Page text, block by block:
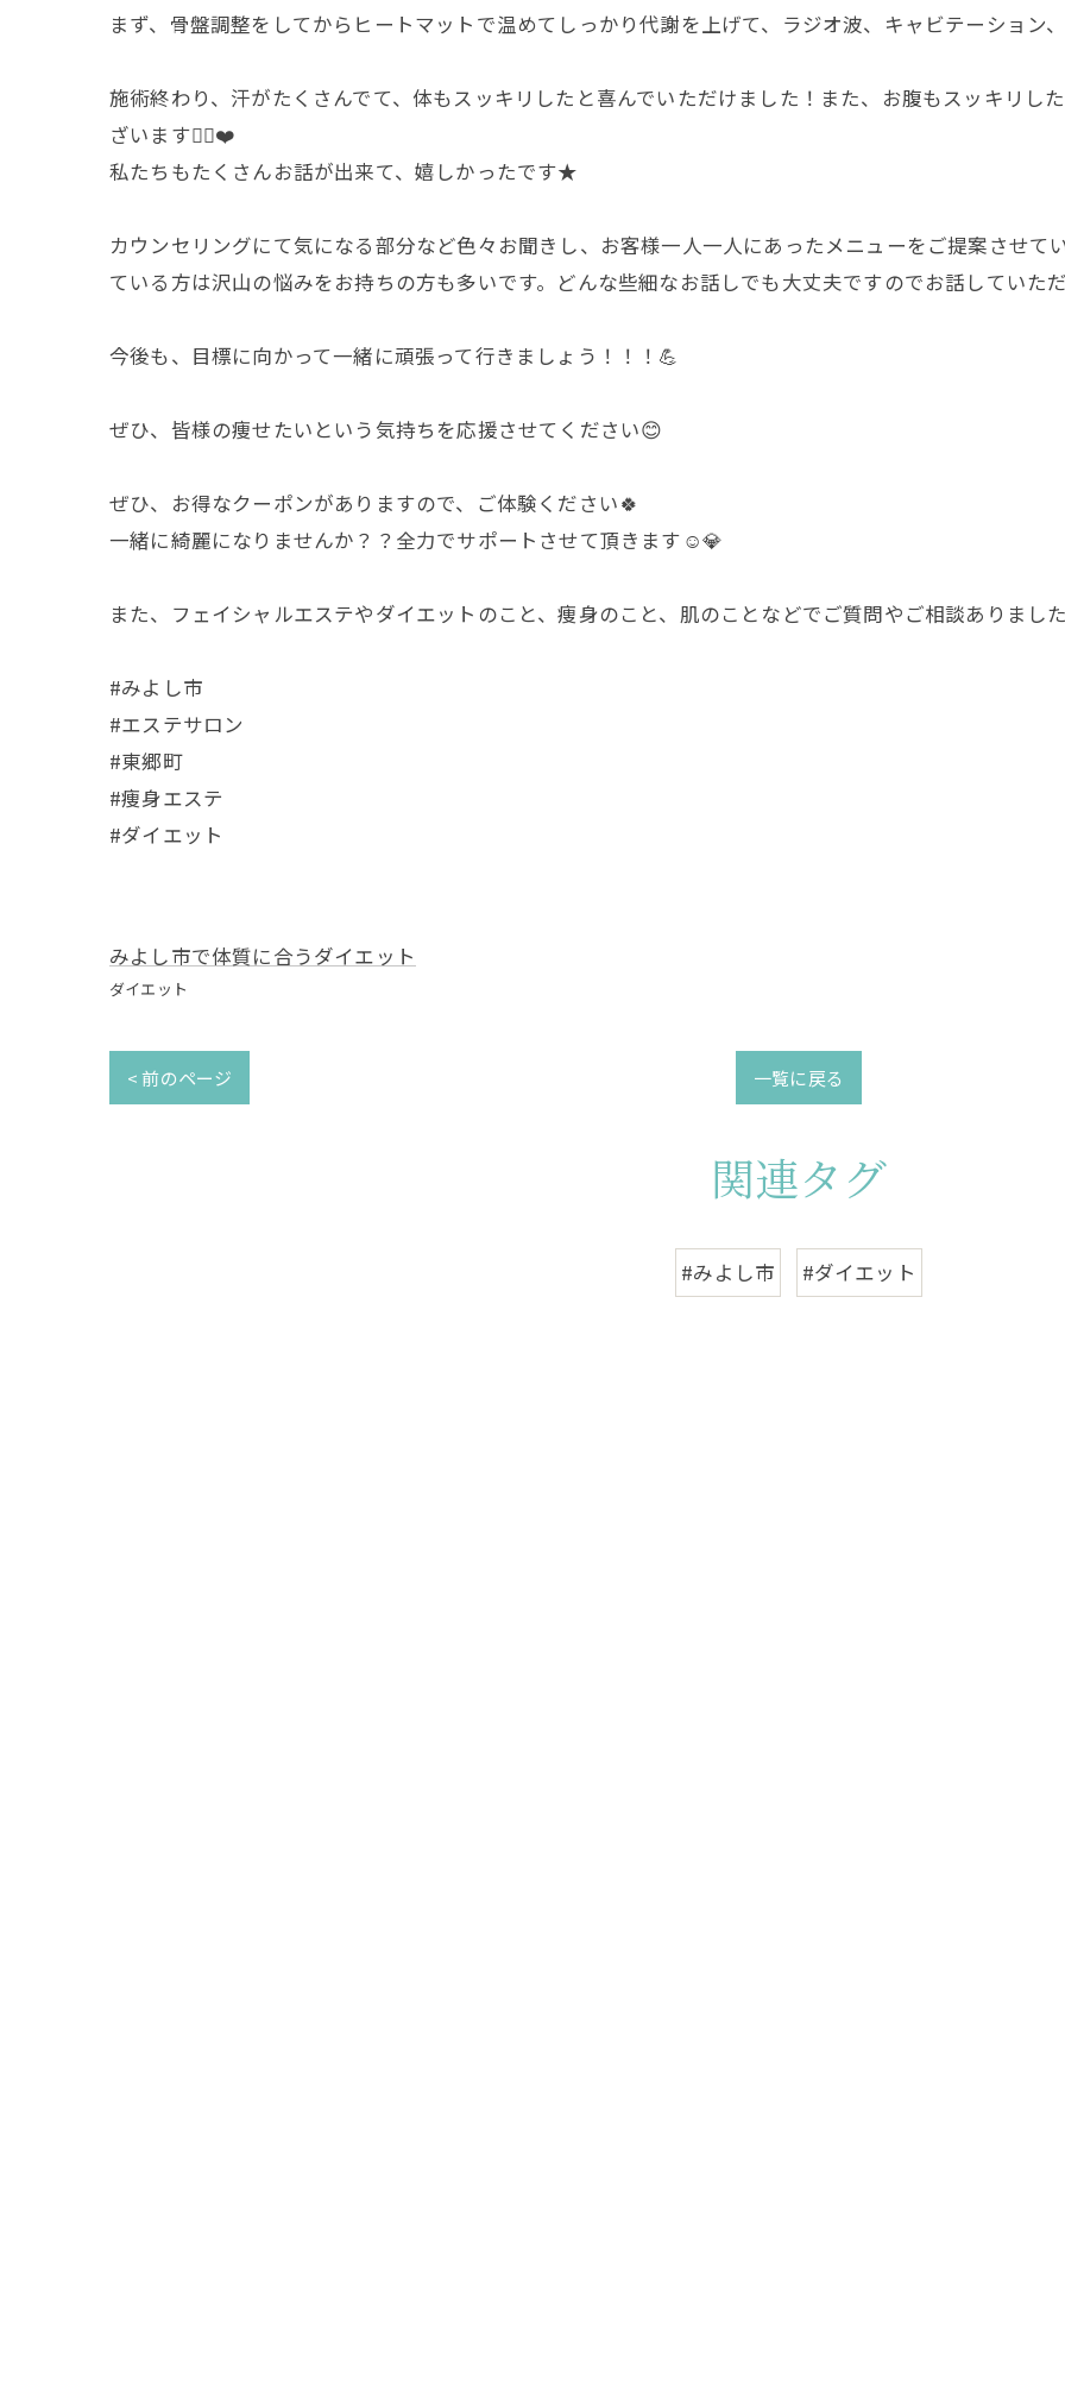
まず、骨盤調整をしてからヒートマットで温めてしっかり代謝を上げて、ラジオ波、キャビテーション
施術終わり、汗がたくさんでて、体もスッキリしたと喜んでいただけました！また、お腹もスッキリし
ざいます🙇‍♀️❤️
私たちもたくさんお話が出来て、嬉しかったです★
カウンセリングにて気になる部分など色々お聞きし、お客様一人一人にあったメニューをご提案させ
ている方は沢山の悩みをお持ちの方も多いです。どんな些細なお話しでも大丈夫ですのでお話していた
今後も、目標に向かって一緒に頑張って行きましょう！！！💪
ぜひ、皆様の痩せたいという気持ちを応援させてください😊
ぜひ、お得なクーポンがありますので、ご体験ください🍀
一緒に綺麗になりませんか？？全力でサポートさせて頂きます☺️💎
また、フェイシャルエステやダイエットのこと、痩身のこと、肌のことなどでご質問やご相談ありま
#みよし市
#エステサロン
#東郷町
#痩身エステ
#ダイエット
みよし市で体質に合うダイエット
ダイエット
< 前のページ 一覧に戻る
関連タグ
#みよし市 #ダイエット